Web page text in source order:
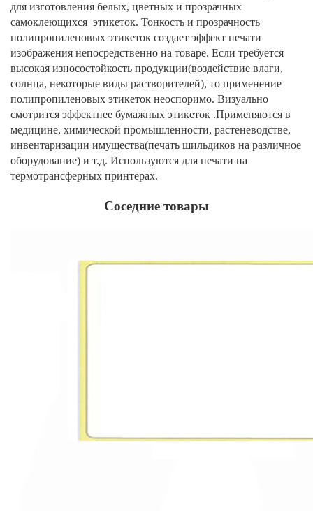
для изготовления белых, цветных и прозрачных
самоклеющихся этикеток. Тонкость и прозрачность
полипропиленовых этикеток создает эффект печати
изображения непосредственно на товаре. Если требуется
высокая износостойкость продукции(воздействие влаги,
солнца, некоторые виды растворителей), то применение
полипропиленовых этикеток неоспоримо. Визуально
смотрится эффектнее бумажных этикеток .Применяются в
медицине, химической промышленности, растеневодстве,
инвентаризации имущества(печать шильдиков на различное
оборудование) и т.д. Используются для печати на
термотрансферных принтерах.
Соседние товары